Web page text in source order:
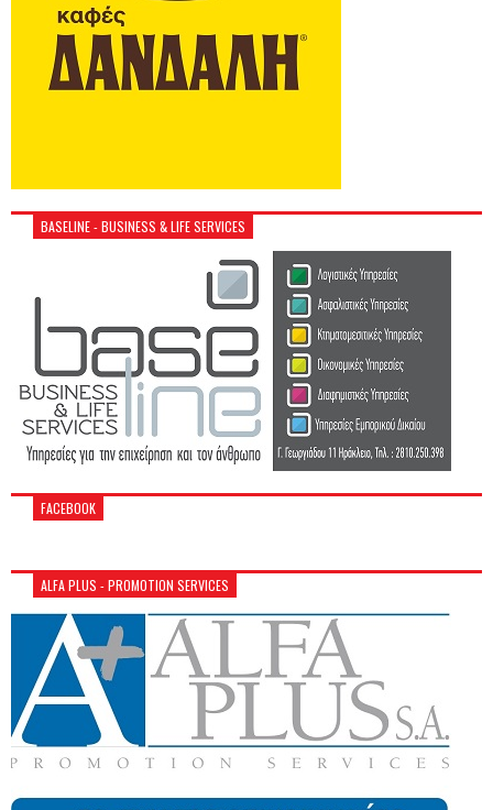
BASELINE - BUSINESS & LIFE SERVICES
FACEBOOK
ALFA PLUS - PROMOTION SERVICES